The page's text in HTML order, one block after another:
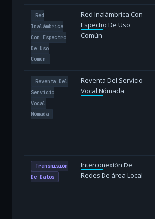
Red
Inalámbrica
Con Espectro
De Uso
Común
Red Inalámbrica Con
Espectro De Uso
Común
Reventa Del
Servicio
Vocal
Nómada
Reventa Del Servicio
Vocal Nómada
Transmisión
De Datos
Interconexión De
Redes De área Local